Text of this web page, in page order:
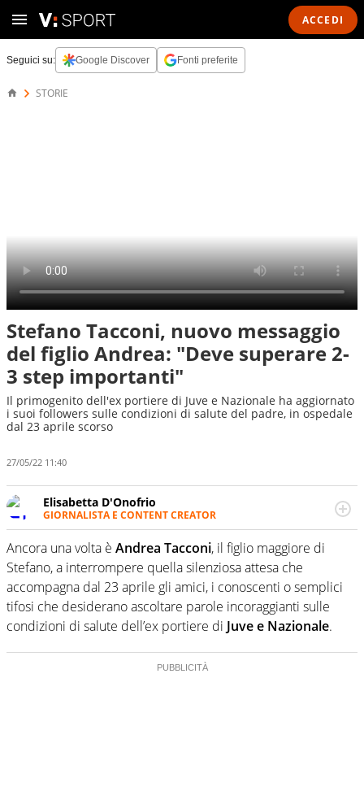
ACCEDI
Seguici su: Google Discover Fonti preferite
STORIE
Stefano Tacconi, nuovo messaggio
del figlio Andrea: "Deve superare 2-
3 step importanti"
Il primogenito dell'ex portiere di Juve e Nazionale ha aggiornato
i suoi followers sulle condizioni di salute del padre, in ospedale
dal 23 aprile scorso
27/05/22 11:40
Elisabetta D'Onofrio
GIORNALISTA E CONTENT CREATOR
Giornalista professionista dal 2007, scrive per curiosità
personale e necessità: soprattutto di calcio, di sport e dei
suoi protagonisti, concedendosi innocenti evasioni
nell'ambito della creazione di format. Un tempo ala
destra, oggi si sente a suo agio nel ruolo di libero. Cura
una classifica riservata dei migliori 5 calciatori di sempre.
Ancora una volta è Andrea Tacconi, il figlio maggiore di
Stefano, a interrompere quella silenziosa attesa che
accompagna dal 23 aprile gli amici, i conoscenti o semplici
tifosi che desiderano ascoltare parole incoraggianti sulle
condizioni di salute dell’ex portiere di Juve e Nazionale.